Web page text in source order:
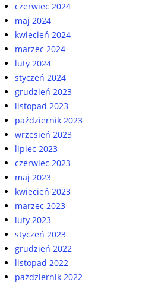
czerwiec 2024
maj 2024
kwiecień 2024
marzec 2024
luty 2024
styczeń 2024
grudzień 2023
listopad 2023
październik 2023
wrzesień 2023
lipiec 2023
czerwiec 2023
maj 2023
kwiecień 2023
marzec 2023
luty 2023
styczeń 2023
grudzień 2022
listopad 2022
październik 2022